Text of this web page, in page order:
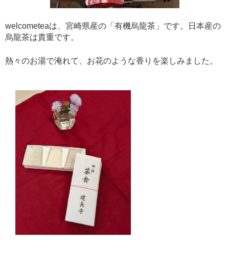
welcometeaは、宮崎県産の「有機烏龍茶」です。日本産の
烏龍茶は貴重です。
熱々のお湯で淹れて、お花のような香りを楽しみました。